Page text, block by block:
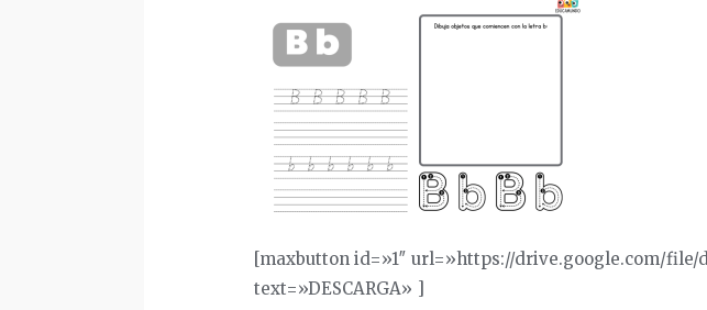
[maxbutton id=»1″ url=»https://drive.google.com/file/
text=»DESCARGA» ]